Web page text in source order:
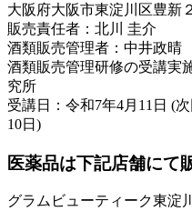
大阪府大阪市東淀川区豊新
販売責任者：北川 圭介
酒類販売管理者：中井政晴
酒類販売管理研修の受講実
究所
受講日：令和7年4月11日 (
10日)
医薬品は下記店舗にて
グラムビューティーク東淀川